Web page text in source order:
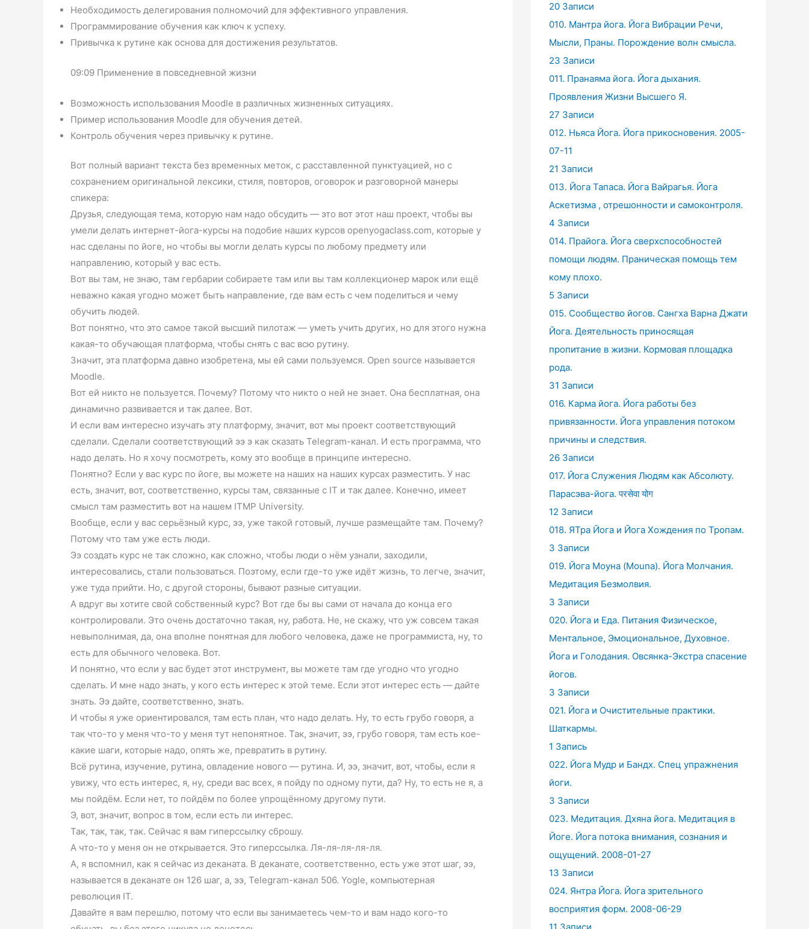
Необходимость делегирования полномочий для эффективного управления.
Программирование обучения как ключ к успеху.
Привычка к рутине как основа для достижения результатов.
09:09 Применение в повседневной жизни
Возможность использования Moodle в различных жизненных ситуациях.
Пример использования Moodle для обучения детей.
Контроль обучения через привычку к рутине.
Вот полный вариант текста без временных меток, с расставленной пунктуацией, но с
сохранением оригинальной лексики, стиля, повторов, оговорок и разговорной манеры
спикера:
Друзья, следующая тема, которую нам надо обсудить — это вот этот наш проект, чтобы вы
умели делать интернет-йога-курсы на подобие наших курсов openyogaclass.com, которые у
нас сделаны по йоге, но чтобы вы могли делать курсы по любому предмету или
направлению, который у вас есть.
Вот вы там, не знаю, там гербарии собираете там или вы там коллекционер марок или ещё
неважно какая угодно может быть направление, где вам есть с чем поделиться и чему
обучить людей.
Вот понятно, что это самое такой высший пилотаж — уметь учить других, но для этого нужна
какая-то обучающая платформа, чтобы снять с вас всю рутину.
Значит, эта платформа давно изобретена, мы ей сами пользуемся. Open source называется
Moodle.
Вот ей никто не пользуется. Почему? Потому что никто о ней не знает. Она бесплатная, она
динамично развивается и так далее. Вот.
И если вам интересно изучать эту платформу, значит, вот мы проект соответствующий
сделали. Сделали соответствующий ээ э как сказать Telegram-канал. И есть программа, что
надо делать. Но я хочу посмотреть, кому это вообще в принципе интересно.
Понятно? Если у вас курс по йоге, вы можете на наших на наших курсах разместить. У нас
есть, значит, вот, соответственно, курсы там, связанные с IT и так далее. Конечно, имеет
смысл там разместить вот на нашем ITMP University.
Вообще, если у вас серьёзный курс, ээ, уже такой готовый, лучше размещайте там. Почему?
Потому что там уже есть люди.
Ээ создать курс не так сложно, как сложно, чтобы люди о нём узнали, заходили,
интересовались, стали пользоваться. Поэтому, если где-то уже идёт жизнь, то легче, значит,
уже туда прийти. Но, с другой стороны, бывают разные ситуации.
А вдруг вы хотите свой собственный курс? Вот где бы вы сами от начала до конца его
контролировали. Это очень достаточно такая, ну, работа. Не, не скажу, что уж совсем такая
невыполнимая, да, она вполне понятная для любого человека, даже не программиста, ну, то
есть для обычного человека. Вот.
И понятно, что если у вас будет этот инструмент, вы можете там где угодно что угодно
сделать. И мне надо знать, у кого есть интерес к этой теме. Если этот интерес есть — дайте
знать. Ээ дайте, соответственно, знать.
И чтобы я уже ориентировался, там есть план, что надо делать. Ну, то есть грубо говоря, а
так что-то у меня что-то у меня тут непонятное. Так, значит, ээ, грубо говоря, там есть кое-
какие шаги, которые надо, опять же, превратить в рутину.
Всё рутина, изучение, рутина, овладение нового — рутина. И, ээ, значит, вот, чтобы, если я
увижу, что есть интерес, я, ну, среди вас всех, я пойду по одному пути, да? Ну, то есть не я, а
мы пойдём. Если нет, то пойдём по более упрощённому другому пути.
Э, вот, значит, вопрос в том, если есть ли интерес.
Так, так, так, так. Сейчас я вам гиперссылку сброшу.
А что-то у меня он не открывается. Это гиперссылка. Ля-ля-ля-ля-ля.
А, я вспомнил, как я сейчас из деканата. В деканате, соответственно, есть уже этот шаг, ээ,
называется в деканате он 126 шаг, а, ээ, Telegram-канал 506. Yogle, компьютерная
революция IT.
Давайте я вам перешлю, потому что если вы занимаетесь чем-то и вам надо кого-то
20 Записи
010. Мантра йога. Йога Вибрации Речи,
Мысли, Праны. Порождение волн смысла.
23 Записи
011. Пранаяма йога. Йога дыхания.
Проявления Жизни Высшего Я.
27 Записи
012. Ньяса Йога. Йога прикосновения. 2005-
07-11
21 Записи
013. Йога Тапаса. Йога Вайрагья. Йога
Аскетизма , отрешонности и самоконтроля.
4 Записи
014. Прайога. Йога сверхспособностей
помощи людям. Праническая помощь тем
кому плохо.
5 Записи
015. Сообщество йогов. Сангха Варна Джати
Йога. Деятельность приносящая
пропитание в жизни. Кормовая площадка
рода.
31 Записи
016. Карма йога. Йога работы без
привязанности. Йога управления потоком
причины и следствия.
26 Записи
017. Йога Служения Людям как Абсолюту.
Парасэва-йога. परसेवा योग
12 Записи
018. ЯТра Йога и Йога Хождения по Тропам.
3 Записи
019. Йога Моуна (Mouna). Йога Молчания.
Медитация Безмолвия.
3 Записи
020. Йога и Еда. Питания Физическое,
Ментальное, Эмоциональное, Духовное.
Йога и Голодания. Овсянка-Экстра спасение
йогов.
3 Записи
021. Йога и Очистительные практики.
Шаткармы.
1 Запись
022. Йога Мудр и Бандх. Спец упражнения
йоги.
3 Записи
023. Медитация. Дхяна йога. Медитация в
Йоге. Йога потока внимания, сознания и
ощущений. 2008-01-27
13 Записи
024. Янтра Йога. Йога зрительного
восприятия форм. 2008-06-29